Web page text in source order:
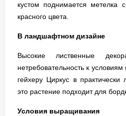
кустом поднимается метелка
красного цвета.
В ландшафтном дизайне
Высокие лиственные
нетребовательность к
гейхеру Циркус в
это растение подходит для
Условия выращивания